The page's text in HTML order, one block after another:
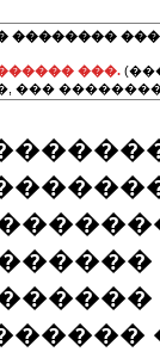
��������
���.
���